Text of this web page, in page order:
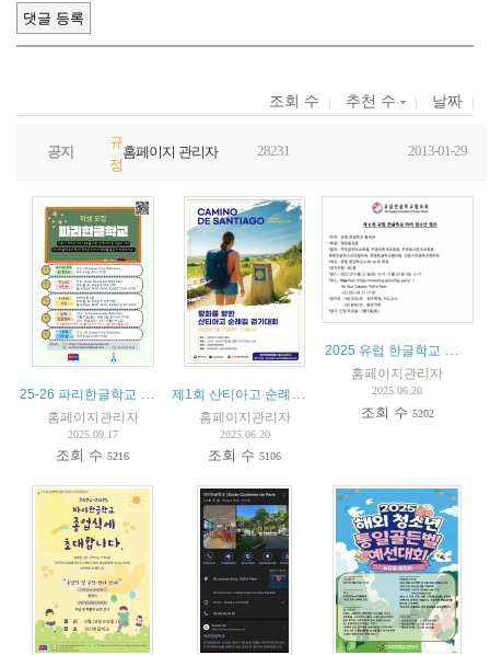
조회 수 추천 수 날짜
공지
규
정
홈페이지 관리자 28231 2013-01-29
홈페이지관리자
2025.09.17
조회 수5216
홈페이지관리자
2025.06.20
조회 수5106
2025 유럽 한글학교 청소년 캠프 (8월 22–24일, 파리 FIAP)
홈페이지관리자
2025.06.20
조회 수 5202